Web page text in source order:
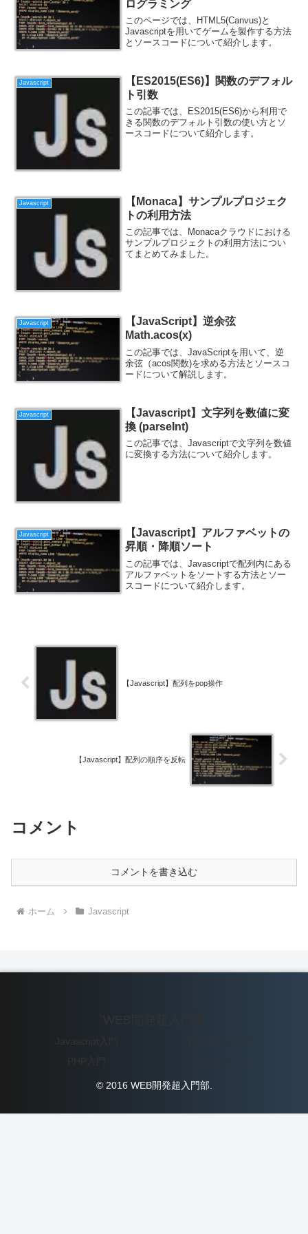
ログラミング
このページでは、HTML5(Canvus)と
Javascriptを用いてゲームを製作する方法
とソースコードについて紹介します。
Javascript
【ES2015(ES6)】関数のデフォル
ト引数
この記事では、ES2015(ES6)から利用で
きる関数のデフォルト引数の使い方とソ
ースコードについて紹介します。
Javascript
【Monaca】サンプルプロジェク
トの利用方法
この記事では、Monacaクラウドにおける
サンプルプロジェクトの利用方法につい
てまとめてみました。
Javascript
【JavaScript】逆余弦
Math.acos(x)
この記事では、JavaScriptを用いて、逆
余弦（acos関数)を求める方法とソースコ
ードについて解説します。
Javascript
【Javascript】文字列を数値に変
換 (parseInt)
この記事では、Javascriptで文字列を数値
に変換する方法について紹介します。
Javascript
【Javascript】アルファベットの
昇順・降順ソート
この記事では、Javascriptで配列内にある
アルファベットをソートする方法とソー
スコードについて紹介します。
【Javascript】配列をpop操作
【Javascript】配列の順序を反転
コメント
コメントを書き込む
ホーム Javascript
© 2016 WEB開発超入門部.